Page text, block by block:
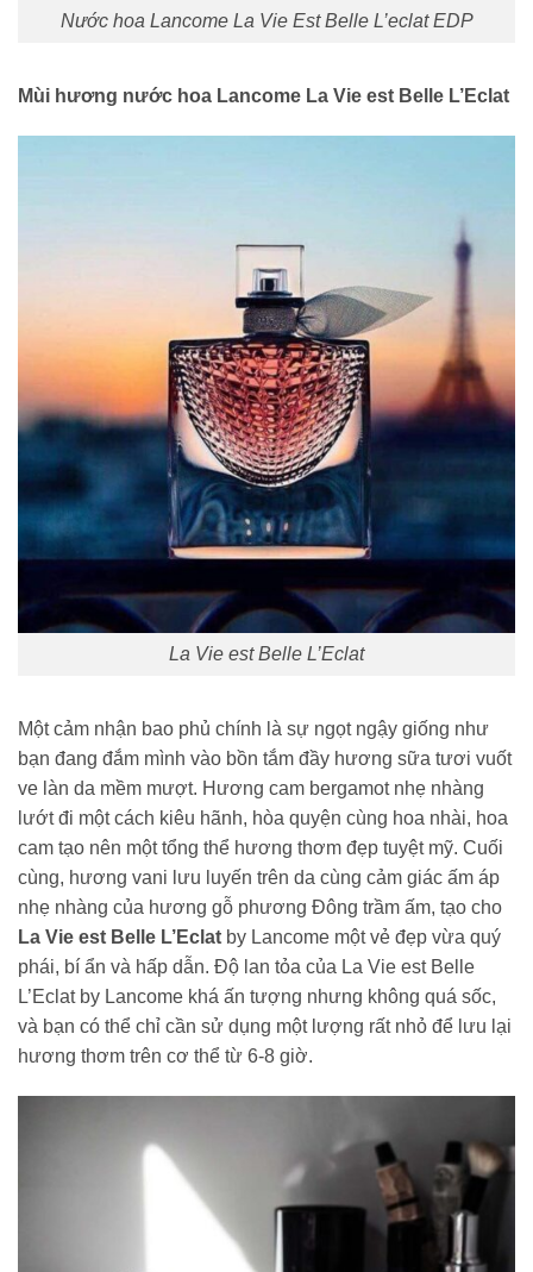
Nước hoa Lancome La Vie Est Belle L’eclat EDP
Mùi hương nước hoa Lancome La Vie est Belle L’Eclat
La Vie est Belle L’Eclat
Một cảm nhận bao phủ chính là sự ngọt ngậy giống như
bạn đang đắm mình vào bồn tắm đầy hương sữa tươi vuốt
ve làn da mềm mượt. Hương cam bergamot nhẹ nhàng
lướt đi một cách kiêu hãnh, hòa quyện cùng hoa nhài, hoa
cam tạo nên một tổng thể hương thơm đẹp tuyệt mỹ. Cuối
cùng, hương vani lưu luyến trên da cùng cảm giác ấm áp
nhẹ nhàng của hương gỗ phương Đông trầm ấm, tạo cho
La Vie est Belle L’Eclat by Lancome một vẻ đẹp vừa quý
phái, bí ẩn và hấp dẫn. Độ lan tỏa của La Vie est Belle
L’Eclat by Lancome khá ấn tượng nhưng không quá sốc,
và bạn có thể chỉ cần sử dụng một lượng rất nhỏ để lưu lại
hương thơm trên cơ thể từ 6-8 giờ.